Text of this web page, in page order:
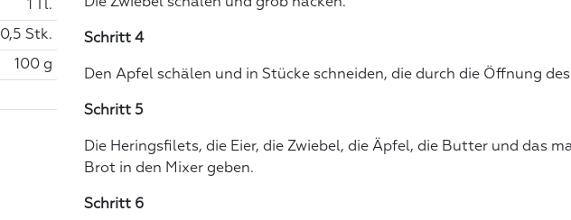
1 Tl.
0,5 Stk.
100 g
Schritt 4
Den Apfel schälen und in Stücke schneiden, die durch die Öffnung
Schritt 5
Die Heringsfilets, die Eier, die Zwiebel, die Äpfel, die Butter und das
Brot in den Mixer geben.
Schritt 6